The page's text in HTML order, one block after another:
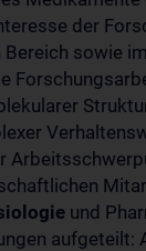
der
sowie
und
aufgeteilt: